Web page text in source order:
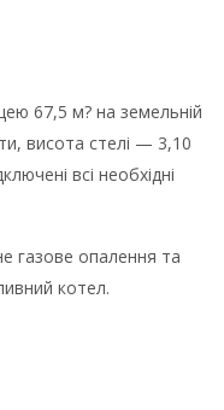
67,5 м? на земельній
висота стелі — 3,10
всі необхідні
газове опалення та
котел.